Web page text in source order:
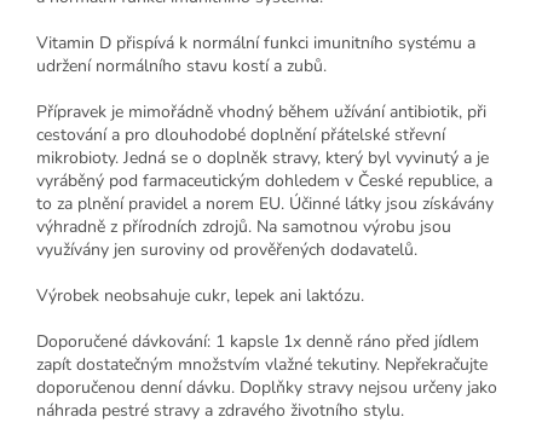
Vitamin D přispívá k normální funkci imunitního systému a
udržení normálního stavu kostí a zubů.
Přípravek je mimořádně vhodný během užívání antibiotik, při
cestování a pro dlouhodobé doplnění přátelské střevní
mikrobioty. Jedná se o doplněk stravy, který byl vyvinutý a je
vyráběný pod farmaceutickým dohledem v České republice, a
to za plnění pravidel a norem EU. Účinné látky jsou získávány
výhradně z přírodních zdrojů. Na samotnou výrobu jsou
využívány jen suroviny od prověřených dodavatelů.
Výrobek neobsahuje cukr, lepek ani laktózu.
Doporučené dávkování: 1 kapsle 1x denně ráno před jídlem
zapít dostatečným množstvím vlažné tekutiny. Nepřekračujte
doporučenou denní dávku. Doplňky stravy nejsou určeny jako
náhrada pestré stravy a zdravého životního stylu.